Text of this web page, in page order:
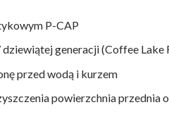
P-CAP
generacji (Coffee Lake
przed wodą i kurzem
powierzchnia przednia